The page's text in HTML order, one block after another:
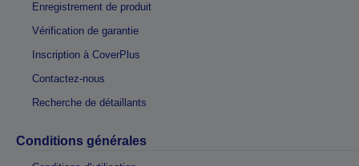
Enregistrement de produit
Vérification de garantie
Inscription à CoverPlus
Contactez-nous
Recherche de détaillants
Conditions générales